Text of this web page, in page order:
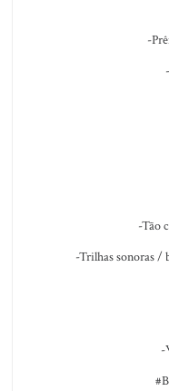
-
-Tão
-Trilhas sonoras /
-